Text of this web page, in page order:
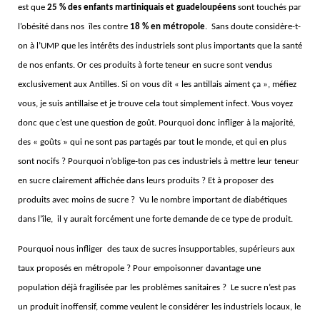
est que 25 % des enfants martiniquais et guadeloupéens sont touchés par
l’obésité dans nos îles contre 18 % en métropole. Sans doute considère-t-
on à l’UMP que les intérêts des industriels sont plus importants que la santé
de nos enfants. Or ces produits à forte teneur en sucre sont vendus
exclusivement aux Antilles. Si on vous dit « les antillais aiment ça », méfiez
vous, je suis antillaise et je trouve cela tout simplement infect. Vous voyez
donc que c’est une question de goût. Pourquoi donc infliger à la majorité,
des « goûts » qui ne sont pas partagés par tout le monde, et qui en plus
sont nocifs ? Pourquoi n’oblige-ton pas ces industriels à mettre leur teneur
en sucre clairement affichée dans leurs produits ? Et à proposer des
produits avec moins de sucre ? Vu le nombre important de diabétiques
dans l’île, il y aurait forcément une forte demande de ce type de produit.
Pourquoi nous infliger des taux de sucres insupportables, supérieurs aux
taux proposés en métropole ? Pour empoisonner davantage une
population déjà fragilisée par les problèmes sanitaires ? Le sucre n’est pas
un produit inoffensif, comme veulent le considérer les industriels locaux, le